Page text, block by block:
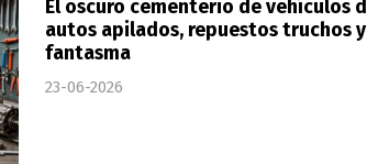
El oscuro cementerio de vehículos
autos apilados, repuestos truchos
fantasma
23-06-2026